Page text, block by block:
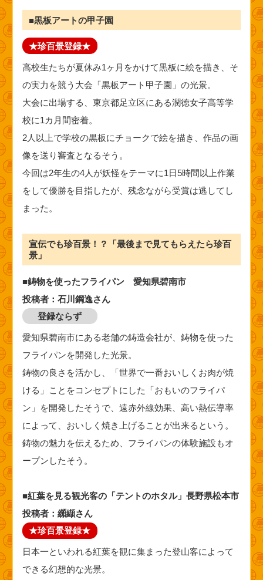
■黒板アートの甲子園
★珍百景登録★
高校生たちが夏休み1ヶ月をかけて黒板に絵を描き、そ
の実力を競う大会「黒板アート甲子園」の光景。
大会に出場する、東京都足立区にある潤徳女子高等学
校に1カ月間密着。
2人以上で学校の黒板にチョークで絵を描き、作品の画
像を送り審査となるそう。
今回は2年生の4人が妖怪をテーマに1日5時間以上作業
をして優勝を目指したが、残念ながら受賞は逃してし
まった。
宣伝でも珍百景！？「最後まで見てもらえたら珍百
景」
■鋳物を使ったフライパン 愛知県碧南市
投稿者：石川鋼逸さん
登録ならず
愛知県碧南市にある老舗の鋳造会社が、鋳物を使った
フライパンを開発した光景。
鋳物の良さを活かし、「世界で一番おいしくお肉が焼
ける」ことをコンセプトにした「おもいのフライパ
ン」を開発したそうで、遠赤外線効果、高い熱伝導率
によって、おいしく焼き上げることが出来るという。
鋳物の魅力を伝えるため、フライパンの体験施設もオ
ープンしたそう。
■紅葉を見る観光客の「テントのホタル」長野県松本市
投稿者：纐纈さん
★珍百景登録★
日本一といわれる紅葉を観に集まった登山客によって
できる幻想的な光景。